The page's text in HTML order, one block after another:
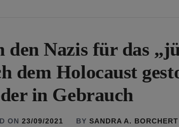
den Nazis für das
dem Holocaust
in Gebrauch
ON 23/09/2021 BY SANDRA A. BORCHERT